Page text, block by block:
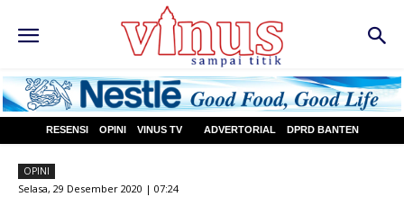
RESENSI OPINI VINUS TV ADVERTORIAL DPRD BANTEN
OPINI
Selasa, 29 Desember 2020 | 07:24